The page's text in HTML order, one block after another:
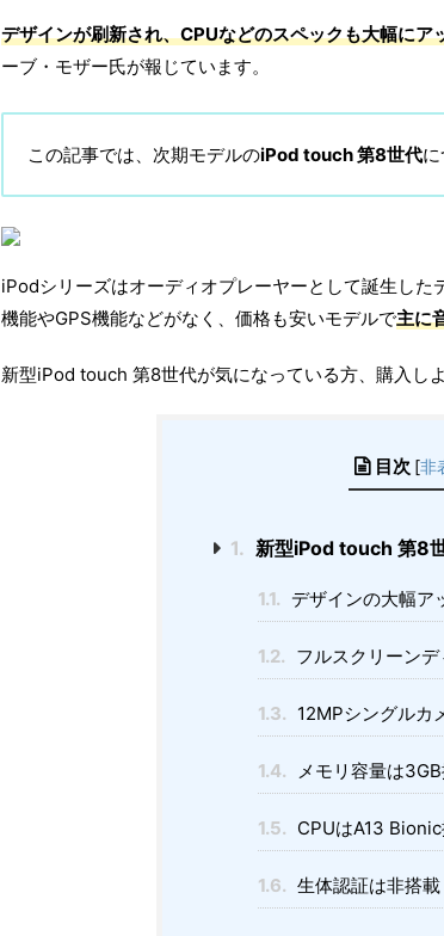
デザインが刷新され、CPUなどのスペックも大幅にア
ーブ・モザー氏が報じています。
この記事では、次期モデルのiPod touch 第8世代
iPodシリーズはオーディオプレーヤーとして誕生し
機能やGPS機能などがなく、価格も安いモデルで主に
新型iPod touch 第8世代が気になっている方、購入し
目次 [非
1. 新型iPod touch 第8
1.1. デザインの大幅ア
1.2. フルスクリーン
1.3. 12MPシングルカ
1.4. メモリ容量は
1.5. CPUはA13
1.6. 生体認証は非搭載